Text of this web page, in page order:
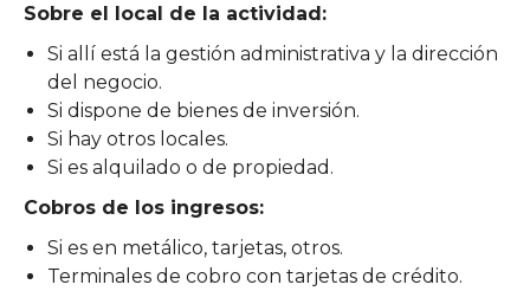
Sobre el local de la actividad:
Si allí está la gestión administrativa y la dirección
del negocio.
Si dispone de bienes de inversión.
Si hay otros locales.
Si es alquilado o de propiedad.
Cobros de los ingresos:
Si es en metálico, tarjetas, otros.
Terminales de cobro con tarjetas de crédito.